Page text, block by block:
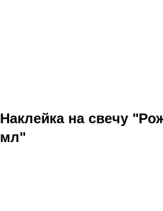
Наклейка на свечу
мл"